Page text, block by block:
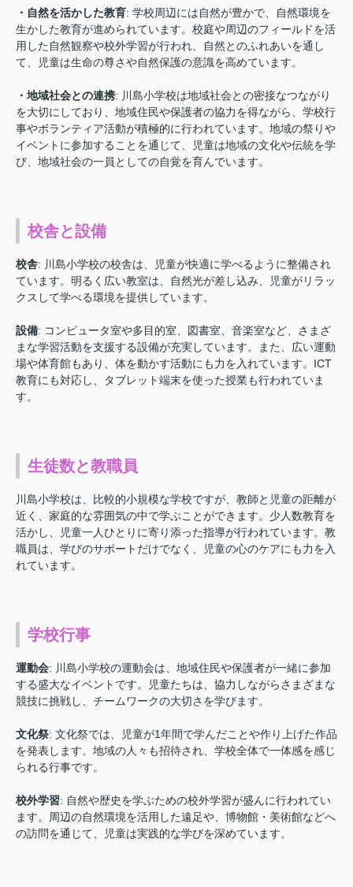
・自然を活かした教育: 学校周辺には自然が豊かで、自然環境を
生かした教育が進められています。校庭や周辺のフィールドを活
用した自然観察や校外学習が行われ、自然とのふれあいを通し
て、児童は生命の尊さや自然保護の意識を高めています。
・地域社会との連携: 川島小学校は地域社会との密接なつながり
を大切にしており、地域住民や保護者の協力を得ながら、学校行
事やボランティア活動が積極的に行われています。地域の祭りや
イベントに参加することを通じて、児童は地域の文化や伝統を学
び、地域社会の一員としての自覚を育んでいます。
校舎と設備
校舎: 川島小学校の校舎は、児童が快適に学べるように整備され
ています。明るく広い教室は、自然光が差し込み、児童がリラッ
クスして学べる環境を提供しています。
設備: コンピュータ室や多目的室、図書室、音楽室など、さまざ
まな学習活動を支援する設備が充実しています。また、広い運動
場や体育館もあり、体を動かす活動にも力を入れています。ICT
教育にも対応し、タブレット端末を使った授業も行われていま
す。
生徒数と教職員
川島小学校は、比較的小規模な学校ですが、教師と児童の距離が
近く、家庭的な雰囲気の中で学ぶことができます。少人数教育を
活かし、児童一人ひとりに寄り添った指導が行われています。教
職員は、学びのサポートだけでなく、児童の心のケアにも力を入
れています。
学校行事
運動会: 川島小学校の運動会は、地域住民や保護者が一緒に参加
する盛大なイベントです。児童たちは、協力しながらさまざまな
競技に挑戦し、チームワークの大切さを学びます。
文化祭: 文化祭では、児童が1年間で学んだことや作り上げた作品
を発表します。地域の人々も招待され、学校全体で一体感を感じ
られる行事です。
校外学習: 自然や歴史を学ぶための校外学習が盛んに行われてい
ます。周辺の自然環境を活用した遠足や、博物館・美術館などへ
の訪問を通じて、児童は実践的な学びを深めています。